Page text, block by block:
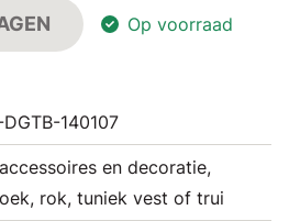
Op voorraad
140107
en decoratie,
rok, tuniek vest of trui